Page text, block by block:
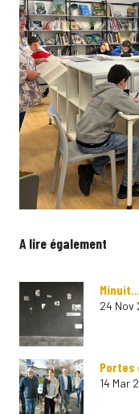
A lire également
24 Nov
Portes
14 Mar